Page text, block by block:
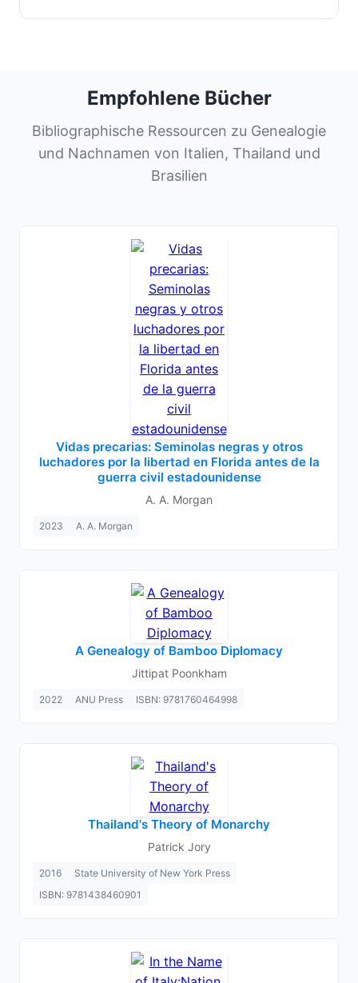
Empfohlene Bücher
Bibliographische Ressourcen zu Genealogie
und Nachnamen von Italien, Thailand und
Brasilien
Vidas precarias: Seminolas negras y otros
luchadores por la libertad en Florida antes de la
guerra civil estadounidense
A. A. Morgan
2023 A. A. Morgan
A Genealogy of Bamboo Diplomacy
Jittipat Poonkham
2022 ANU Press ISBN: 9781760464998
Thailand's Theory of Monarchy
Patrick Jory
2016
State University of New York Press
ISBN: 9781438460901